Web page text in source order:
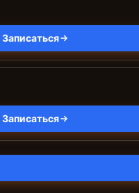
Записаться
Записаться